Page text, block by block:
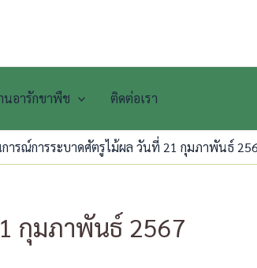
นอารักขาพืช ติดต่อเรา
ารณ์การระบาดศัตรูไม้ผล วันที่ 21 กุมภาพันธ์
กุมภาพันธ์ 2567